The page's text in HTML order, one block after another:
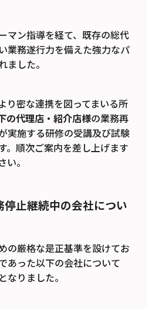
マン指導を経て、既存の総代
業務遂行力を備えた強力なパ
ました。
り密な連携を図ってまいる所
の代理店・紹介店様の業務再
実施する研修の受講及び試験
。順次ご案内を差し上げます
。
止継続中の会社につい
の厳格な是正基準を設けてお
あった以下の会社について
なりました。